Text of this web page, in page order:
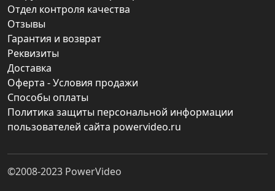
Отдел контроля качества
Отзывы
Гарантия и возврат
Реквизиты
Доставка
Оферта - Условия продажи
Способы оплаты
Политика защиты персональной информации
пользователей сайта powervideo.ru
©2008-2023 PowerVideo